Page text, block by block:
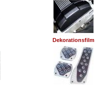
Dekorationsfilm